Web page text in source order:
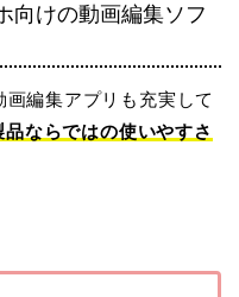
向けの動画編集ソフ
編集アプリも充実して
ならではの使いやすさ